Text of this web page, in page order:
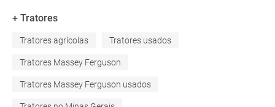
+ Tratores
Tratores agrícolas Tratores usados
Tratores Massey Ferguson
Tratores Massey Ferguson usados